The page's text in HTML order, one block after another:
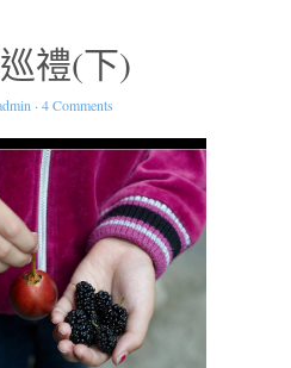
禮(下)
· 4 Comments